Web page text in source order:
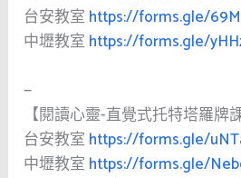
台安教室 https://forms.gle/
中壢教室 https://forms.gle/
—
【閱讀心靈-直覺式托特塔羅牌
台安教室 https://forms.gle/
中壢教室 https://forms.gle/